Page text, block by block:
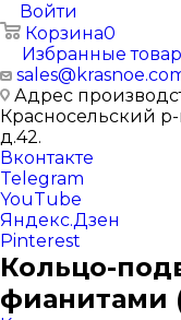
Войти
Корзина0
Избранные
Адрес
Красносельский
д.42.
Вконтакте
Telegram
YouTube
Яндекс.Дзен
Pinterest
Кольцо-
фианитами